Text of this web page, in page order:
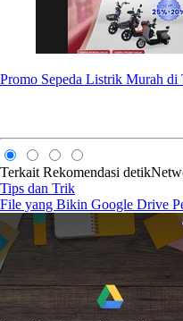
Promo Sepeda Listrik Murah di
Terkait Rekomendasi
Tips dan Trik
File yang Bikin Google Drive